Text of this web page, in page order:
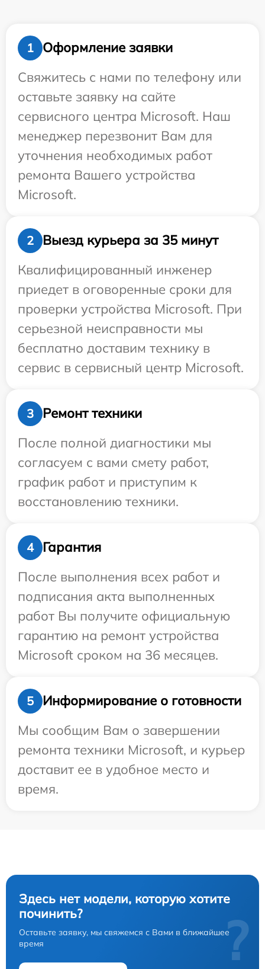
1
Оформление заявки
Свяжитесь с нами по телефону или
оставьте заявку на сайте
сервисного центра Microsoft. Наш
менеджер перезвонит Вам для
уточнения необходимых работ
ремонта Вашего устройства
Microsoft.
2
Выезд курьера за 35 минут
Квалифицированный инженер
приедет в оговоренные сроки для
проверки устройства Microsoft. При
серьезной неисправности мы
бесплатно доставим технику в
сервис в сервисный центр Microsoft.
3
Ремонт техники
После полной диагностики мы
согласуем с вами смету работ,
график работ и приступим к
восстановлению техники.
4
Гарантия
После выполнения всех работ и
подписания акта выполненных
работ Вы получите официальную
гарантию на ремонт устройства
Microsoft сроком на 36 месяцев.
5
Информирование о готовности
Мы сообщим Вам о завершении
ремонта техники Microsoft, и курьер
доставит ее в удобное место и
время.
Здесь нет модели, которую хотите
починить?
Оставьте заявку, мы свяжемся с Вами в ближайшее
время
?